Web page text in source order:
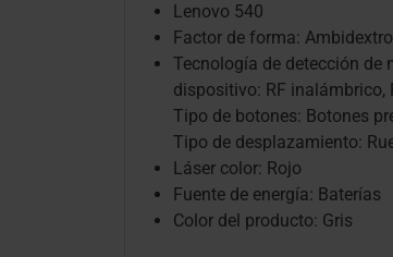
Lenovo 540
Factor de forma: Ambidextro
Tecnología de detección de
dispositivo: RF inalámbrico,
Tipo de botones: Botones
Tipo de desplazamiento:
Láser color: Rojo
Fuente de energía: Baterías
Color del producto: Gris